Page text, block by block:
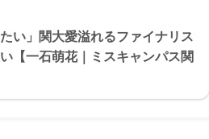
い」関大愛溢れるファイナリス
【一石萌花｜ミスキャンパス関